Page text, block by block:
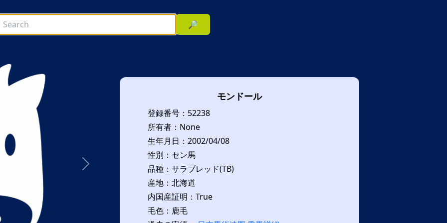
🔎
次へ
モンドール
登録番号：52238
所有者：None
生年月日：2002/04/08
性別：セン馬
品種：サラブレッド(TB)
産地：北海道
内国産証明：True
毛色：鹿毛